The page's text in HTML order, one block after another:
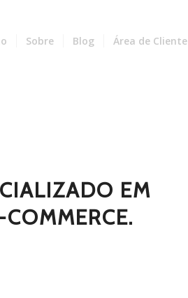
Sobre Blog Área de Cliente
EM